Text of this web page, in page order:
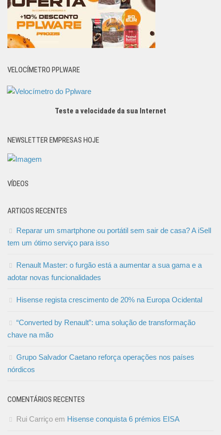
VELOCÍMETRO PPLWARE
Teste a velocidade da sua Internet
NEWSLETTER EMPRESAS HOJE
VÍDEOS
ARTIGOS RECENTES
Reparar um smartphone ou portátil sem sair de casa? A iSell
tem um ótimo serviço para isso
Renault Master: o furgão está a aumentar a sua gama e a
adotar novas funcionalidades
Hisense regista crescimento de 20% na Europa Ocidental
“Converted by Renault”: uma solução de transformação
chave na mão
Grupo Salvador Caetano reforça operações nos países
nórdicos
COMENTÁRIOS RECENTES
Rui Carriço em Hisense conquista 6 prémios EISA